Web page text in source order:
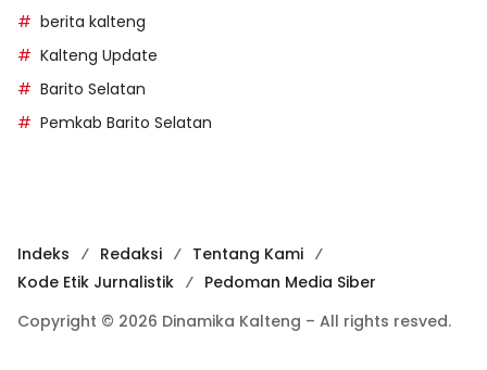
berita kalteng
Kalteng Update
Barito Selatan
Pemkab Barito Selatan
Indeks Redaksi
Tentang Kami
Kode Etik Jurnalistik
Pedoman Media Siber
Copyright © 2026 Dinamika Kalteng – All rights resved.